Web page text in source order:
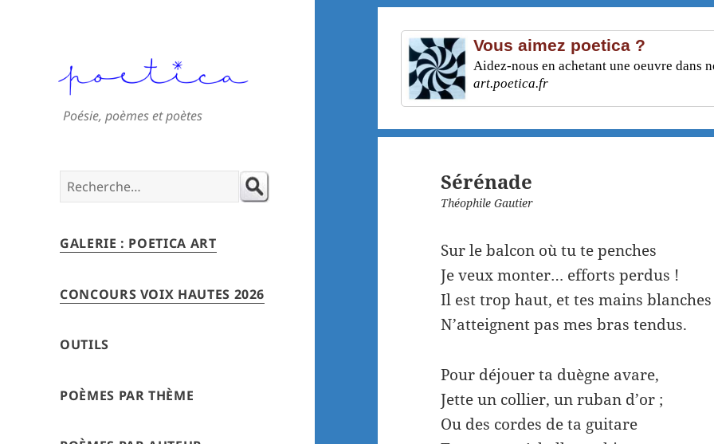
Poésie, poèmes et poètes
Search
for:
GALERIE : POETICA ART
CONCOURS VOIX HAUTES 2026
OUTILS
POÈMES PAR THÈME
Vous aimez poetica ?
Aidez-nous en achetant une oeuvre dans
art.poetica.fr
Sérénade
Théophile Gautier
Sur le balcon où tu te penches
Je veux monter… efforts perdus !
Il est trop haut, et tes mains blanches
N’atteignent pas mes bras tendus.
Pour déjouer ta duègne avare,
Jette un collier, un ruban d’or ;
Ou des cordes de ta guitare